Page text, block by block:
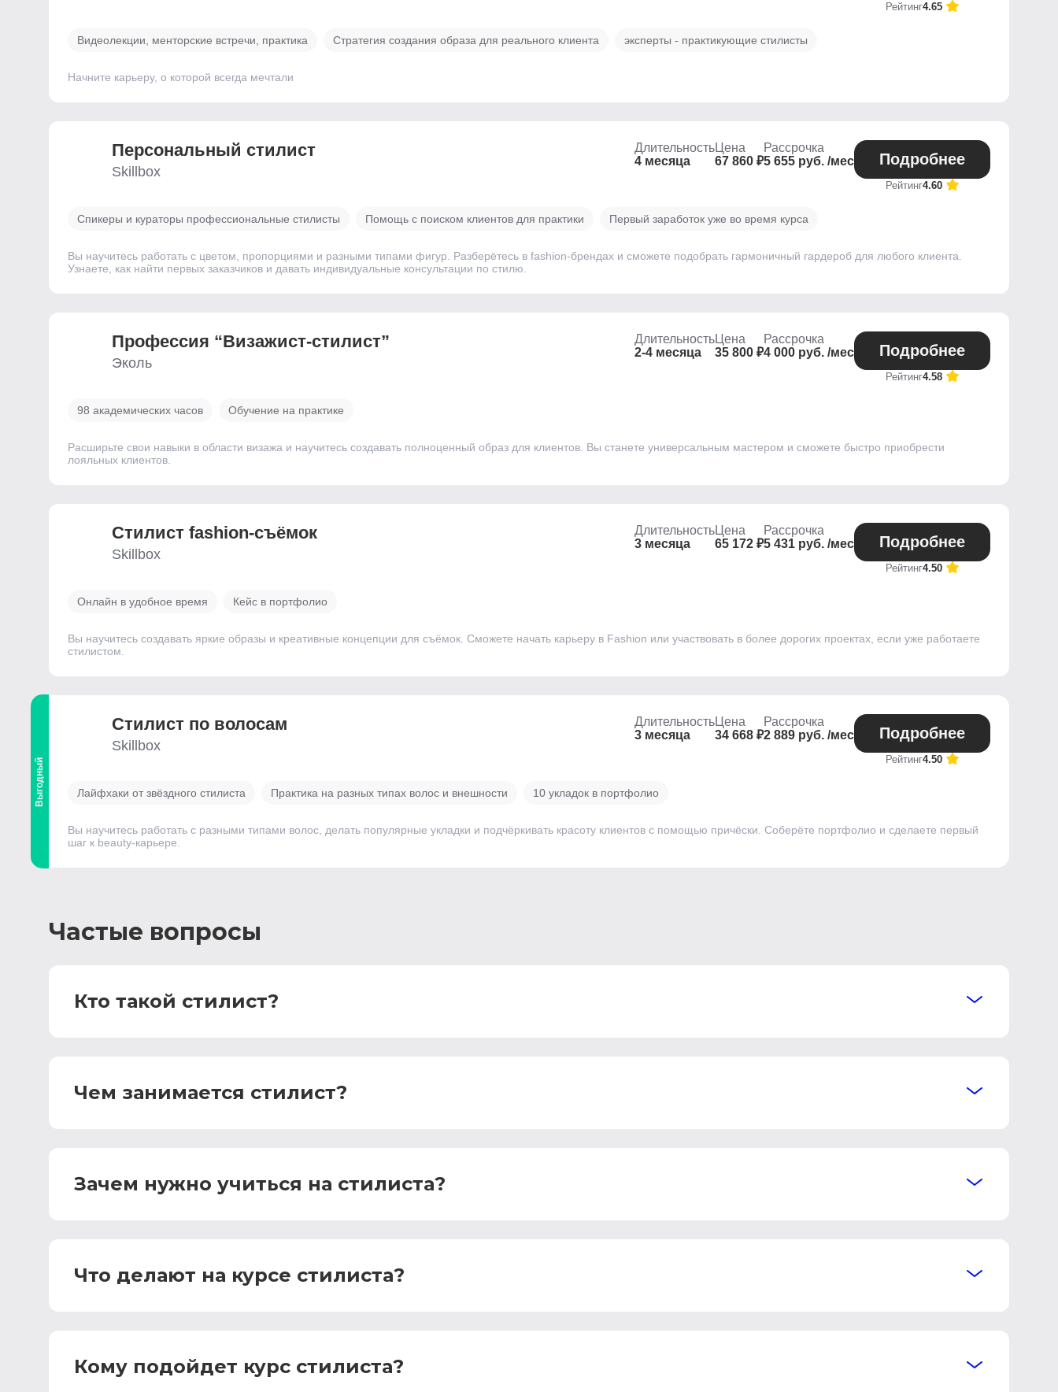
Рейтинг4.65
Видеолекции, менторские встречи, практика Стратегия создания образа для реального клиента эксперты - практикующие стилисты
Начните карьеру, о которой всегда мечтали
Персональный стилист
Skillbox
Длительность
4 месяца
Цена
67 860 ₽
Рассрочка
5 655 руб. /мес
Подробнее
Рейтинг4.60
Спикеры и кураторы профессиональные стилисты Помощь с поиском клиентов для практики Первый заработок уже во время курса
Вы научитесь работать с цветом, пропорциями и разными типами фигур. Разберётесь в fashion-брендах и сможете подобрать гармоничный гардероб для любого клиента.
Узнаете, как найти первых заказчиков и давать индивидуальные консультации по стилю.
Профессия “Визажист-стилист”
Эколь
Длительность
2-4 месяца
Цена
35 800 ₽
Рассрочка
4 000 руб. /мес
Подробнее
Рейтинг4.58
98 академических часов Обучение на практике
Расширьте свои навыки в области визажа и научитесь создавать полноценный образ для клиентов. Вы станете универсальным мастером и сможете быстро приобрести
лояльных клиентов.
Стилист fashion-съёмок
Skillbox
Длительность
3 месяца
Цена
65 172 ₽
Рассрочка
5 431 руб. /мес
Подробнее
Рейтинг4.50
Онлайн в удобное время Кейс в портфолио
Вы научитесь создавать яркие образы и креативные концепции для съёмок. Сможете начать карьеру в Fashion или участвовать в более дорогих проектах, если уже работаете
стилистом.
Выгодный
Стилист по волосам
Skillbox
Длительность
3 месяца
Цена
34 668 ₽
Рассрочка
2 889 руб. /мес
Подробнее
Рейтинг4.50
Лайфхаки от звёздного стилиста Практика на разных типах волос и внешности 10 укладок в портфолио
Вы научитесь работать с разными типами волос, делать популярные укладки и подчёркивать красоту клиентов с помощью причёски. Соберёте портфолио и сделаете первый
шаг к beauty-карьере.
Частые вопросы
Кто такой стилист?
Чем занимается стилист?
Зачем нужно учиться на стилиста?
Что делают на курсе стилиста?
Кому подойдет курс стилиста?